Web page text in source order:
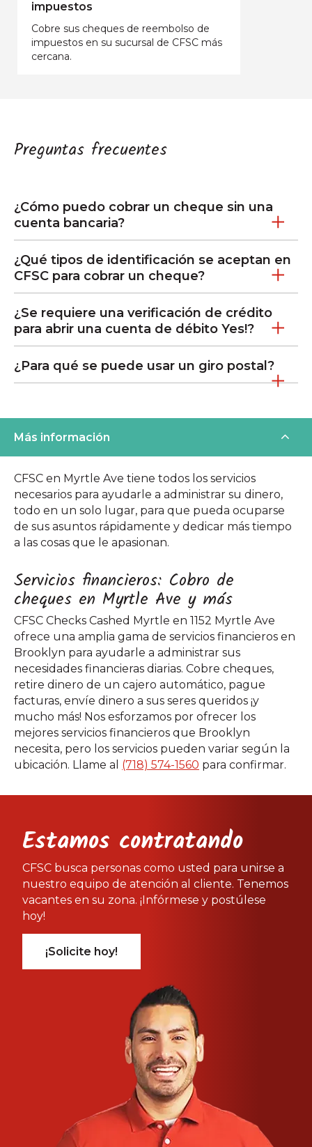
impuestos
Cobre sus cheques de reembolso de
impuestos en su sucursal de CFSC más
cercana.
Preguntas frecuentes
¿Cómo puedo cobrar un cheque sin una
cuenta bancaria?
¿Qué tipos de identificación se aceptan en
CFSC para cobrar un cheque?
¿Se requiere una verificación de crédito
para abrir una cuenta de débito Yes!?
¿Para qué se puede usar un giro postal?
Más información
CFSC en Myrtle Ave tiene todos los servicios
necesarios para ayudarle a administrar su dinero,
todo en un solo lugar, para que pueda ocuparse
de sus asuntos rápidamente y dedicar más tiempo
a las cosas que le apasionan.
Servicios financieros: Cobro de
cheques en Myrtle Ave y más
CFSC Checks Cashed Myrtle en 1152 Myrtle Ave
ofrece una amplia gama de servicios financieros en
Brooklyn para ayudarle a administrar sus
necesidades financieras diarias. Cobre cheques,
retire dinero de un cajero automático, pague
facturas, envíe dinero a sus seres queridos ¡y
mucho más! Nos esforzamos por ofrecer los
mejores servicios financieros que Brooklyn
necesita, pero los servicios pueden variar según la
ubicación. Llame al (718) 574-1560 para confirmar.
Estamos contratando
CFSC busca personas como usted para unirse a
nuestro equipo de atención al cliente. Tenemos
vacantes en su zona. ¡Infórmese y postúlese
hoy!
¡Solicite hoy!